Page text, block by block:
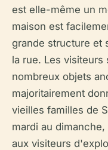
est elle-même un
maison est
grande structure et
la rue. Les visiteurs
nombreux objets
majoritairement
vieilles familles de
mardi au
aux visiteurs